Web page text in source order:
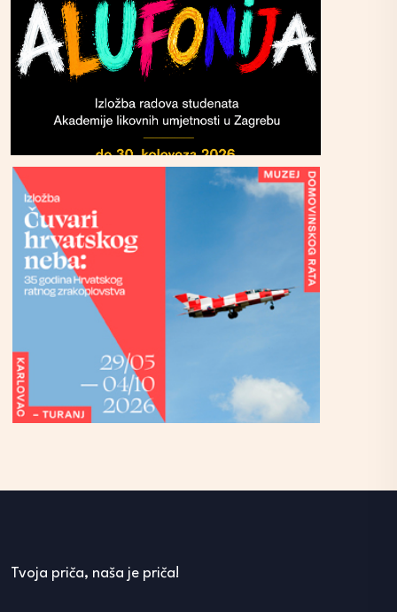
Tvoja priča, naša je priča!